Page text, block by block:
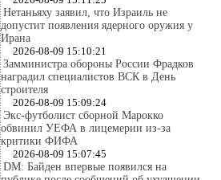
Нетаньяху заявил, что Израиль не
допустит появления ядерного оружия у
Ирана
2026-08-09 15:10:21
Замминистра обороны России Фрадков
наградил специалистов ВСК в День
строителя
2026-08-09 15:09:24
Экс-футболист сборной Марокко
обвинил УЕФА в лицемерии из-за
критики ФИФА
2026-08-09 15:07:45
DM: Байден впервые появился на